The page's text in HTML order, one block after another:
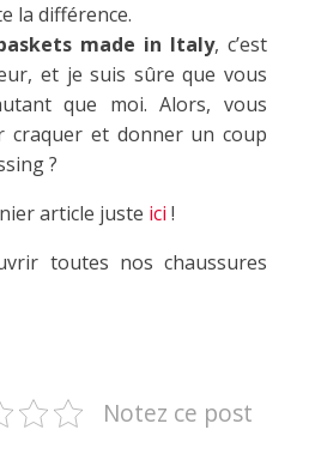
la différence.
made in Italy, c’est
et je suis sûre que vous
que moi. Alors, vous
craquer et donner un coup
?
article juste ici !
toutes nos chaussures
Notez ce post